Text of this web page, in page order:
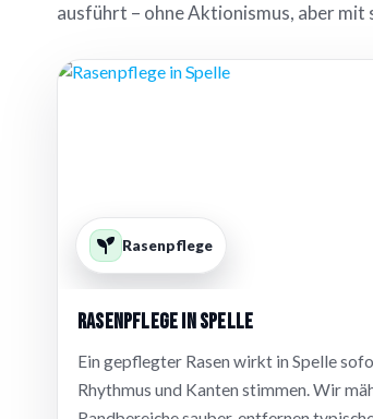
ausführt – ohne Aktionismus, aber mit
Rasenpflege
Rasenpflege in Spelle
Ein gepflegter Rasen wirkt in Spelle
Rhythmus und Kanten stimmen. Wir